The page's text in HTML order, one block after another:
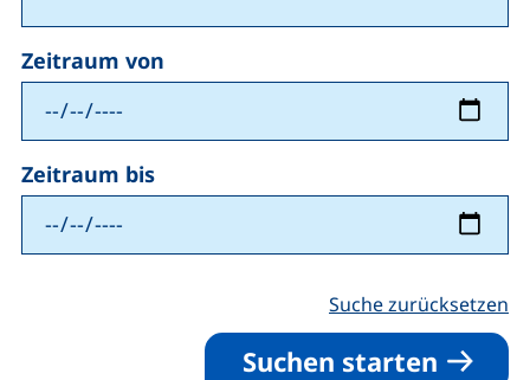
Zeitraum
Zeitraum von
Zeitraum bis
Suche zurücksetzen
Suchen starten